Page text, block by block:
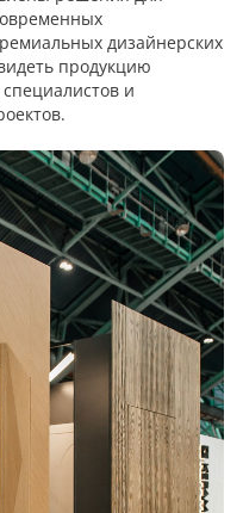
дизайнерских
продукцию
и